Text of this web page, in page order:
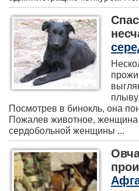
Посмотрев в бинокль, она
Пожалев животное,
сердобольной женщины ...